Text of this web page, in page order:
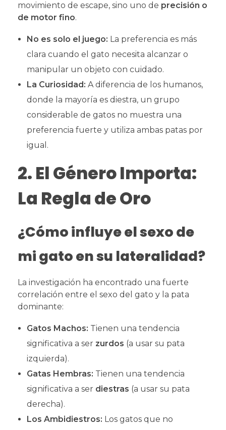
movimiento de escape, sino uno de precisión o
de motor fino.
No es solo el juego: La preferencia es más
clara cuando el gato necesita alcanzar o
manipular un objeto con cuidado.
La Curiosidad: A diferencia de los humanos,
donde la mayoría es diestra, un grupo
considerable de gatos no muestra una
preferencia fuerte y utiliza ambas patas por
igual.
2. El Género Importa:
La Regla de Oro
¿Cómo influye el sexo de
mi gato en su lateralidad?
La investigación ha encontrado una fuerte
correlación entre el sexo del gato y la pata
dominante:
Gatos Machos: Tienen una tendencia
significativa a ser zurdos (a usar su pata
izquierda).
Gatas Hembras: Tienen una tendencia
significativa a ser diestras (a usar su pata
derecha).
Los Ambidiestros: Los gatos que no